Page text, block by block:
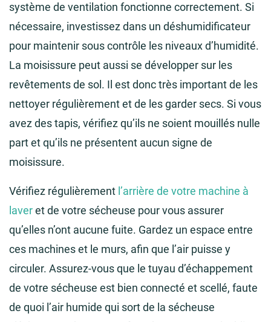
système de ventilation fonctionne correctement. Si
nécessaire, investissez dans un déshumidificateur
pour maintenir sous contrôle les niveaux d’humidité.
La moisissure peut aussi se développer sur les
revêtements de sol. Il est donc très important de les
nettoyer régulièrement et de les garder secs. Si vous
avez des tapis, vérifiez qu’ils ne soient mouillés nulle
part et qu’ils ne présentent aucun signe de
moisissure.
Vérifiez régulièrement l’arrière de votre machine à
laveret de votre sécheuse pour vous assurer
qu’elles n’ont aucune fuite. Gardez un espace entre
ces machines et le murs, afin que l’air puisse y
circuler. Assurez-vous que le tuyau d’échappement
de votre sécheuse est bien connecté et scellé, faute
de quoi l’air humide qui sort de la sécheuse